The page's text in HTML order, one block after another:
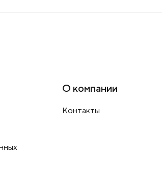
О компании
Контакты